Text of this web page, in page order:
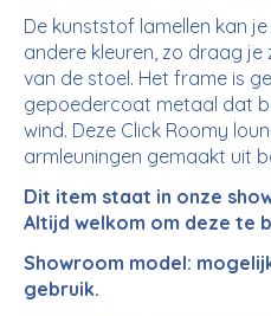
De kunststof lamellen kan
andere kleuren, zo draag
van de stoel. Het frame is
gepoedercoat metaal dat
wind. Deze Click Roomy
armleuningen gemaakt uit
Dit item staat in onze
Altijd welkom om deze te
Showroom model:
gebruik.